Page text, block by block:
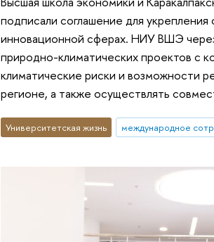
подписали соглашение для
инновационной сферах. НИУ ВШЭ
природно-климатических проектов с
климатические риски и возможности
регионе, а также осуществлять
Университетская жизнь международное